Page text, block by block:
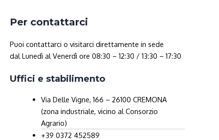
Per contattarci
Puoi contattarci o visitarci direttamente in sede
dal Lunedì al Venerdì ore 08:30 – 12:30 / 13:30 – 17:30
Uffici e stabilimento
Via Delle Vigne, 166 – 26100 CREMONA
(zona industriale, vicino al Consorzio
Agrario)
+39 0372 452589